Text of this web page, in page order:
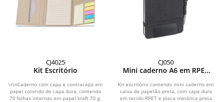
CJ4025
Kit Escritório
\r\nCaderno com capa e contracapa em
papel colorido de capa dura, contendo
70 folhas internas em papel kraft 70 g.
CJ050
Mini caderno A6 em RPET
Kit escritório contendo mini caderno em
caixa de papelão preta, com capa dura
em tecido RPET e placa metálica preta